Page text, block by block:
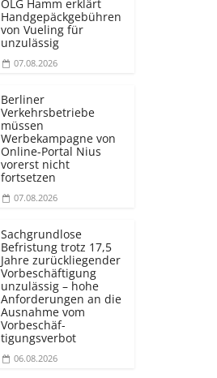
OLG Hamm erklärt
Handgepäckgebühren
von Vueling für
unzulässig
07.08.2026
Berliner
Verkehrsbetriebe
müssen
Werbekampagne von
Online-Portal Nius
vorerst nicht
fortsetzen
07.08.2026
Sachgrundlose
Befristung trotz 17,5
Jahre zurückliegender
Vorbeschäftigung
unzulässig – hohe
Anforderungen an die
Ausnahme vom
Vorbeschäf­
tigungsverbot
06.08.2026